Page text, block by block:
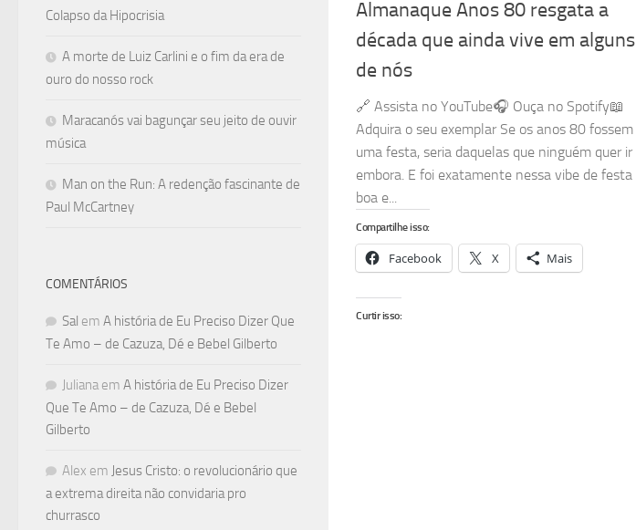
Almanaque Anos 80 resgata a
década que ainda vive em alguns
de nós
🔗 Assista no YouTube🎧 Ouça no Spotify📖
Adquira o seu exemplar Se os anos 80 fossem
uma festa, seria daquelas que ninguém quer ir
embora. E foi exatamente nessa vibe de festa
boa e...
Compartilhe isso:
Facebook X Mais
Curtir isso:
Colapso da Hipocrisia
A morte de Luiz Carlini e o fim da era de
ouro do nosso rock
Maracanós vai bagunçar seu jeito de ouvir
música
Man on the Run: A redenção fascinante de
Paul McCartney
COMENTÁRIOS
Sal em A história de Eu Preciso Dizer Que
Te Amo – de Cazuza, Dé e Bebel Gilberto
Juliana em A história de Eu Preciso Dizer
Que Te Amo – de Cazuza, Dé e Bebel
Gilberto
Alex em Jesus Cristo: o revolucionário que
a extrema direita não convidaria pro
churrasco